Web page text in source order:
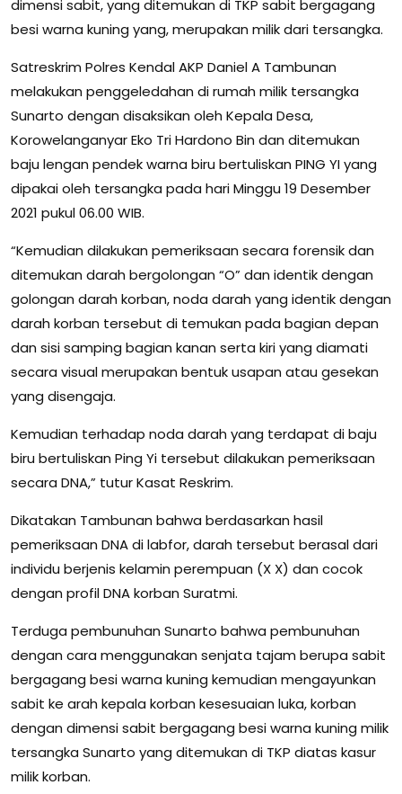
dimensi sabit, yang ditemukan di TKP sabit bergagang
besi warna kuning yang, merupakan milik dari tersangka.
Satreskrim Polres Kendal AKP Daniel A Tambunan
melakukan penggeledahan di rumah milik tersangka
Sunarto dengan disaksikan oleh Kepala Desa,
Korowelanganyar Eko Tri Hardono Bin dan ditemukan
baju lengan pendek warna biru bertuliskan PING YI yang
dipakai oleh tersangka pada hari Minggu 19 Desember
2021 pukul 06.00 WIB.
“Kemudian dilakukan pemeriksaan secara forensik dan
ditemukan darah bergolongan “O” dan identik dengan
golongan darah korban, noda darah yang identik dengan
darah korban tersebut di temukan pada bagian depan
dan sisi samping bagian kanan serta kiri yang diamati
secara visual merupakan bentuk usapan atau gesekan
yang disengaja.
Kemudian terhadap noda darah yang terdapat di baju
biru bertuliskan Ping Yi tersebut dilakukan pemeriksaan
secara DNA,” tutur Kasat Reskrim.
Dikatakan Tambunan bahwa berdasarkan hasil
pemeriksaan DNA di labfor, darah tersebut berasal dari
individu berjenis kelamin perempuan (X X) dan cocok
dengan profil DNA korban Suratmi.
Terduga pembunuhan Sunarto bahwa pembunuhan
dengan cara menggunakan senjata tajam berupa sabit
bergagang besi warna kuning kemudian mengayunkan
sabit ke arah kepala korban kesesuaian luka, korban
dengan dimensi sabit bergagang besi warna kuning milik
tersangka Sunarto yang ditemukan di TKP diatas kasur
milik korban.